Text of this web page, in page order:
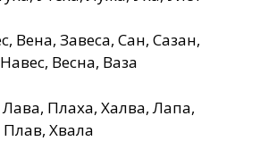
Вена, Завеса, Сан, Сазан,
Весна, Ваза
Плаха, Халва, Лапа,
Хвала